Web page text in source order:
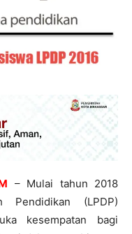
– Mulai tahun 2018
Pendidikan (LPDP)
kesempatan bagi